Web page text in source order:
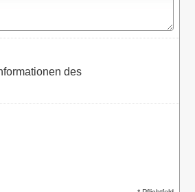
des